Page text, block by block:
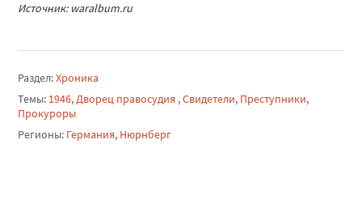
Источник: waralbum.ru
Раздел:Хроника
Темы: 1946,Дворец правосудия ,Свидетели, Преступники,
Прокуроры
Регионы: Германия, Нюрнберг